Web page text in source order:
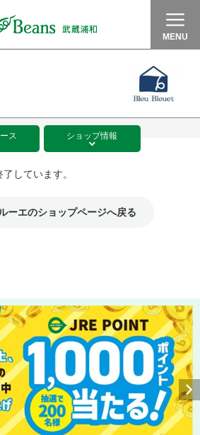
MENU
ス ショップ情報
しています。
ーエのショップページへ戻る